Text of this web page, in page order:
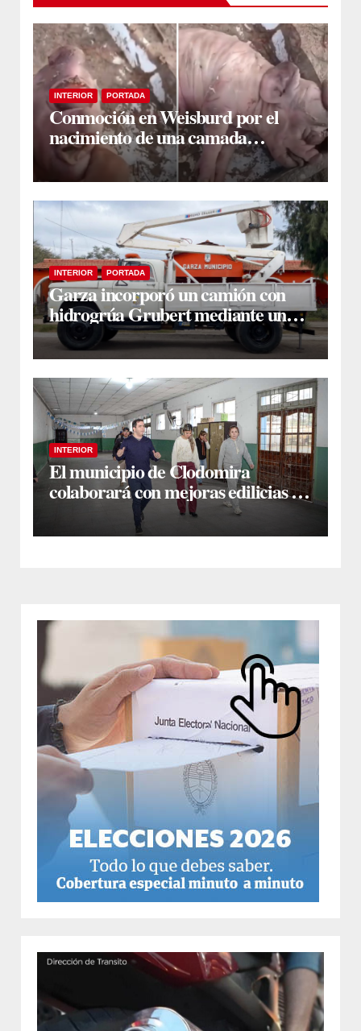
INTERIOR PORTADA
Conmoción en Weisburd por el
nacimiento de una camada
lechones con graves deformaciones
INTERIOR PORTADA
Garza incorporó un camión con
hidrogrúa Grubert mediante una
inversión de $35 millones con
fondos municipales
INTERIOR
El municipio de Clodomira
colaborará con mejoras edilicias en
la Escuela N° 754 “Dr. José María
Ramos Mejía”